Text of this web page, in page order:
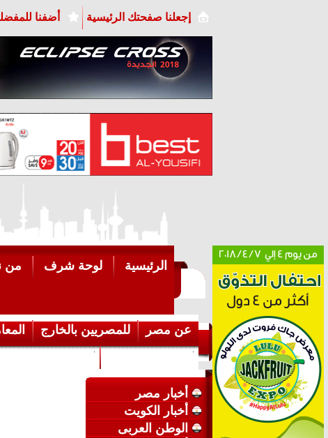
إجعلنا صفحتك الرئيسية أضفنا
الرئيسية لوحة شرف من
عن مصر للمصريين بالخارج
أخبار مصر
أخبار الكويت
الوطن العربى